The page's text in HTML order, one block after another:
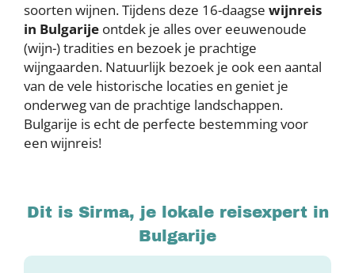
soorten wijnen. Tijdens deze 16-daagse wijnreis
in Bulgarije ontdek je alles over eeuwenoude
(wijn-) tradities en bezoek je prachtige
wijngaarden. Natuurlijk bezoek je ook een aantal
van de vele historische locaties en geniet je
onderweg van de prachtige landschappen.
Bulgarije is echt de perfecte bestemming voor
een wijnreis!
Dit is Sirma, je lokale reisexpert in
Bulgarije